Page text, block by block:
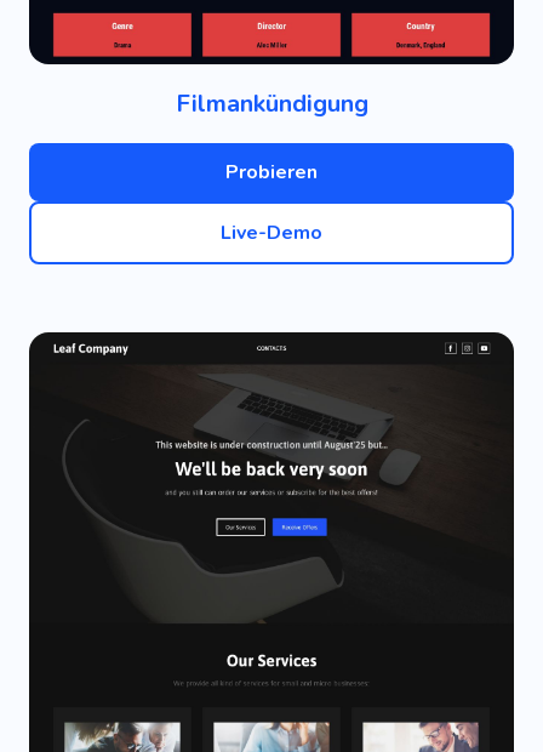
Filmankündigung
Probieren
Live-Demo